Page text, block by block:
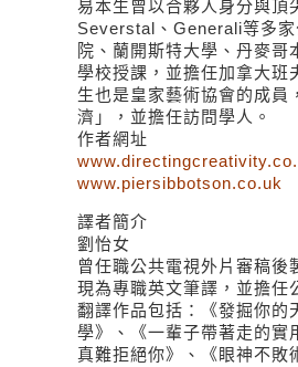
易本生曾以合夥人身分與頂
Severstal、Generali等多
院、蘭開斯特大學、丹麥
學校授課，並擔任加拿大班
生也是皇家藝術協會的成員
濟」，並擔任訪問學人。
作者網址
www.piersibbotson.co.uk
譯者簡介
劉怡女
曾任職公共電視外片審稿後
現為專職英文筆譯，並擔任
翻譯作品包括：《發掘你的
學》、《一輩子帶著走的實
真難拒絕你》、《眼神不敗